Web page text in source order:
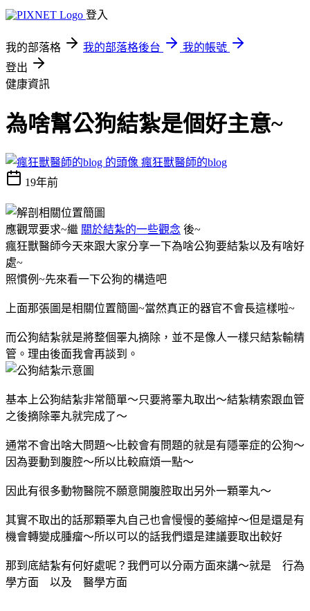
登入
我的部落格 我的部落格後台
我的帳號
登出
健康資訊
為啥幫公狗結紮是個好主意~
瘋狂獸醫師的blog
19年前
應觀眾要求~繼 關於結紮的一些觀念 後~
瘋狂獸醫師今天來跟大家分享一下為啥公狗要結紮以及有啥好
處~
照慣例~先來看一下公狗的構造吧
上面那張圖是相關位置簡圖~當然真正的器官不會長這樣啦~
而公狗結紮就是將整個睪丸摘除，並不是像人一樣只結紮輸精
管。理由後面我會再談到。
基本上公狗結紮非常簡單～只要將睪丸取出～結紮精索跟血管
之後摘除睪丸就完成了～
通常不會出啥大問題～比較會有問題的就是有隱睪症的公狗～
因為要動到腹腔～所以比較麻煩一點～
因此有很多動物醫院不願意開腹腔取出另外一顆睪丸～
其實不取出的話那顆睪丸自己也會慢慢的萎縮掉～但是還是有
機會轉變成腫瘤～所以可以的話我們還是建議要取出較好
那到底結紮有何好處呢？我們可以分兩方面來講～就是 行為
學方面 以及 醫學方面